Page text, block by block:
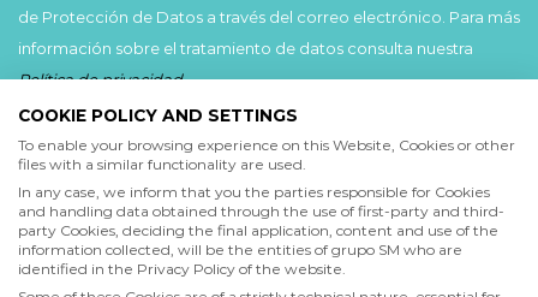
de Protección de Datos a través del correo electrónico. Para más
información sobre el tratamiento de datos consulta nuestra
Política de privacidad.
He leído y acepto lasCondiciones de uso
Política de privacidad
Acepto
COOKIE POLICY AND SETTINGS
To enable your browsing experience on this Website, Cookies or other
files with a similar functionality are used.
In any case, we inform that you the parties responsible for Cookies
and handling data obtained through the use of first-party and third-
party Cookies, deciding the final application, content and use of the
information collected, will be the entities of grupo SM who are
identified in the Privacy Policy of the website.